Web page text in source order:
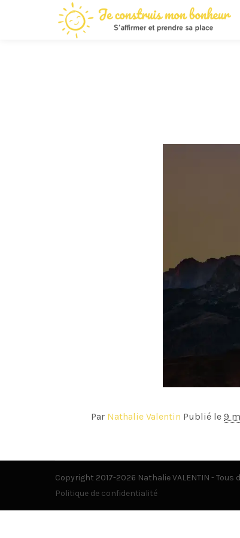
Par Nathalie Valentin Publié le 9
Copyright 2017-2026 Nathalie VALENTIN - Tous
Politique de confidentialité